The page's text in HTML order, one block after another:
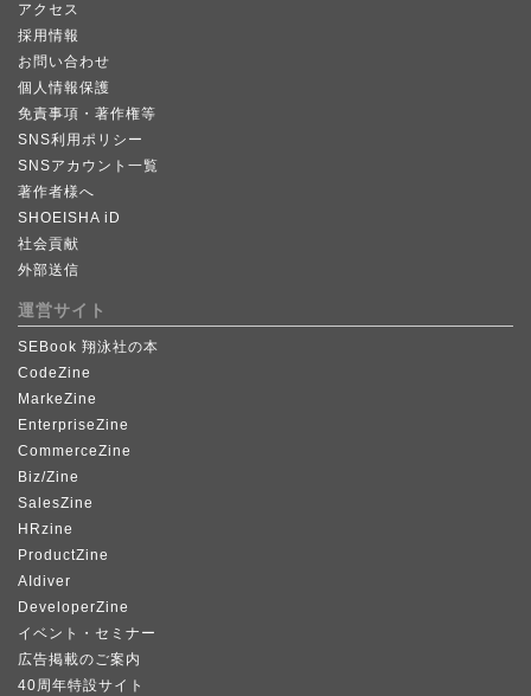
アクセス
採用情報
お問い合わせ
個人情報保護
免責事項・著作権等
SNS利用ポリシー
SNSアカウント一覧
著作者様へ
SHOEISHA iD
社会貢献
外部送信
運営サイト
SEBook 翔泳社の本
CodeZine
MarkeZine
EnterpriseZine
CommerceZine
Biz/Zine
SalesZine
HRzine
ProductZine
AIdiver
DeveloperZine
イベント・セミナー
広告掲載のご案内
40周年特設サイト